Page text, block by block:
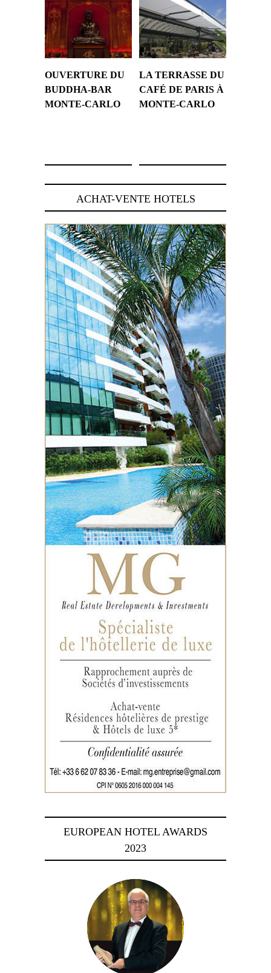
OUVERTURE DU
BUDDHA-BAR
MONTE-CARLO
LA TERRASSE DU
CAFÉ DE PARIS À
MONTE-CARLO
ACHAT-VENTE HOTELS
EUROPEAN HOTEL AWARDS
2023